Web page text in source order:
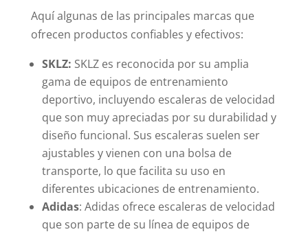
Aquí algunas de las principales marcas que
ofrecen productos confiables y efectivos:
SKLZ: SKLZ es reconocida por su amplia
gama de equipos de entrenamiento
deportivo, incluyendo escaleras de velocidad
que son muy apreciadas por su durabilidad y
diseño funcional. Sus escaleras suelen ser
ajustables y vienen con una bolsa de
transporte, lo que facilita su uso en
diferentes ubicaciones de entrenamiento.
Adidas: Adidas ofrece escaleras de velocidad
que son parte de su línea de equipos de